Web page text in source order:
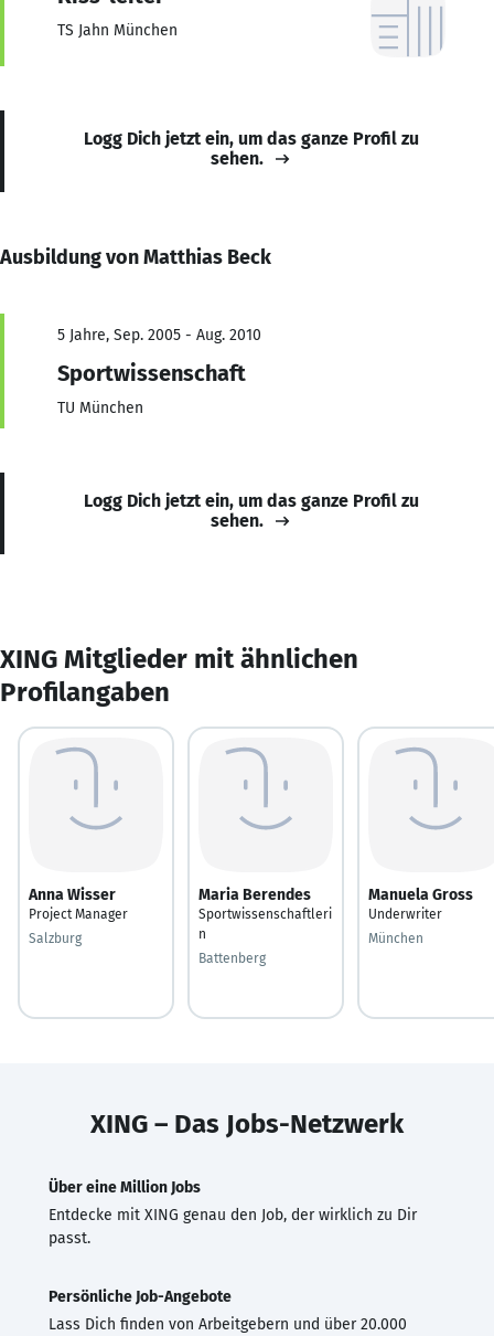
TS Jahn München
Logg Dich jetzt ein, um das ganze Profil zu
sehen.
Ausbildung von Matthias Beck
5 Jahre, Sep. 2005 - Aug. 2010
Sportwissenschaft
TU München
Logg Dich jetzt ein, um das ganze Profil zu
sehen.
XING Mitglieder mit ähnlichen
Profilangaben
Anna Wisser
Project Manager
Salzburg
Maria Berendes
Sportwissenschaftleri
n
Battenberg
Manuela Gross
Underwriter
München
XING – Das Jobs-Netzwerk
Über eine Million Jobs
Entdecke mit XING genau den Job, der wirklich zu Dir
passt.
Persönliche Job-Angebote
Lass Dich finden von Arbeitgebern und über 20.000